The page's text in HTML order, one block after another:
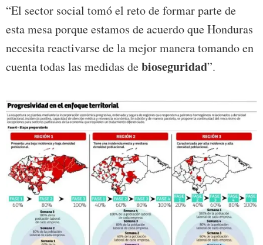
“El sector social tomó el reto de formar parte de
esta mesa porque estamos de acuerdo que Honduras
necesita reactivarse de la mejor manera tomando en
cuenta todas las medidas debioseguridad”.